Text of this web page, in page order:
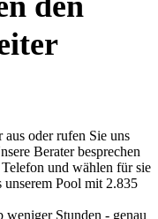
oder rufen Sie uns
Berater besprechen
und wählen für sie
unserem Pool mit 2.835
weniger Stunden - genau